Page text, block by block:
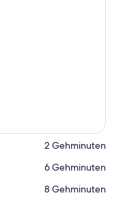
‪2 Gehminuten‬
‪6 Gehminuten‬
‪8 Gehminuten‬